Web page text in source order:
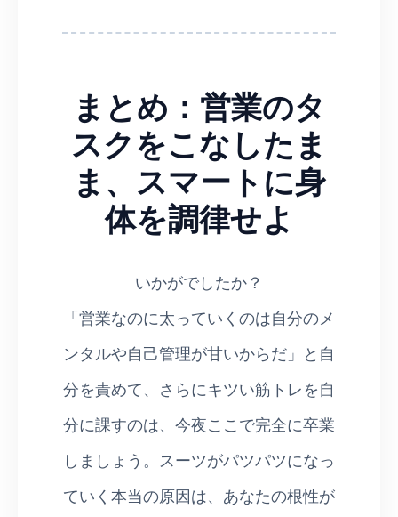
まとめ：営業のタ
スクをこなしたま
ま、スマートに身
体を調律せよ
いかがでしたか？
「営業なのに太っていくのは自分のメ
ンタルや自己管理が甘いからだ」と自
分を責めて、さらにキツい筋トレを自
分に課すのは、今夜ここで完全に卒業
しましょう。スーツがパツパツになっ
ていく本当の原因は、あなたの根性が